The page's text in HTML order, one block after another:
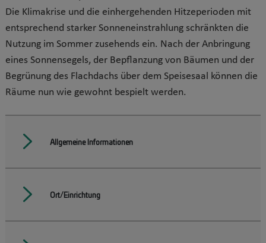
Die Klimakrise und die einhergehenden Hitzeperioden mit
entsprechend starker Sonneneinstrahlung schränkten die
Nutzung im Sommer zusehends ein. Nach der Anbringung
eines Sonnensegels, der Bepflanzung von Bäumen und der
Begrünung des Flachdachs über dem Speisesaal können die
Räume nun wie gewohnt bespielt werden.
Allgemeine Informationen
Ort/Einrichtung